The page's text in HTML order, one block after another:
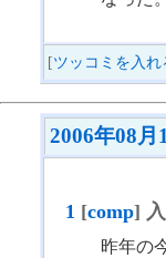
[ツッコミを入れ
2006年08月
1 [comp]
昨年の